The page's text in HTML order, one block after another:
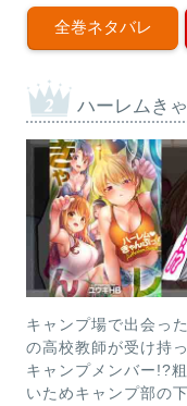
全巻ネタバレ
ハーレムき
キャンプ場で出会っ
の高校教師が受け持
キャンプメンバー!?
いためキャンプ部の